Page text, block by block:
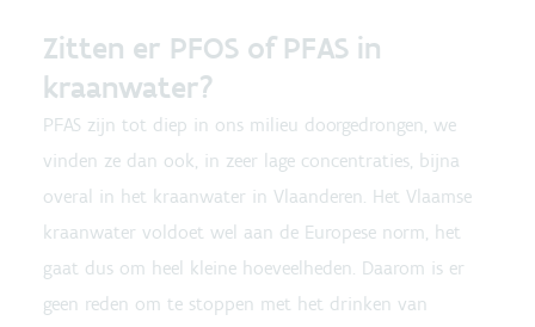
Zitten er PFOS of PFAS in
kraanwater?
PFAS zijn tot diep in ons milieu doorgedrongen, we
vinden ze dan ook, in zeer lage concentraties, bijna
overal in het kraanwater in Vlaanderen. Het Vlaamse
kraanwater voldoet wel aan de Europese norm, het
gaat dus om heel kleine hoeveelheden. Daarom is er
geen reden om te stoppen met het drinken van